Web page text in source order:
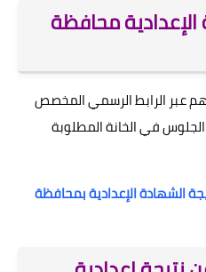
محافظة
عبر الرابط الرسمي المخصص
في الخانة المطلوبة
الشهادة الإعدادية بمحافظة